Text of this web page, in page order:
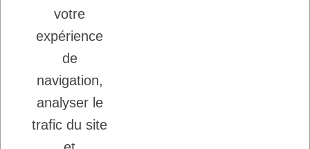
Inscription à la newsletter
Vous pouvez vous désinscrire à tout moment.
J'accepte les conditions générales et la
politique de confidentialité.
votre
expérience
de
navigation,
analyser le
trafic du site